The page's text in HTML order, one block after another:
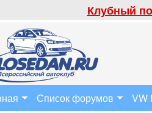
Клубный
Список форумов VW